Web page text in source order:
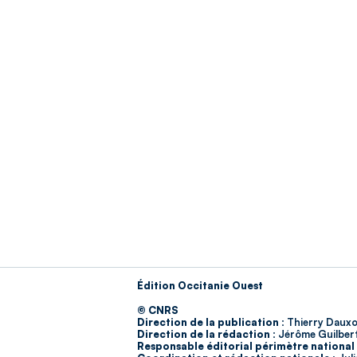
Édition Occitanie Ouest
© CNRS
Direction de la publication : Thierry
Direction de la rédaction : Jérôme
Responsable éditorial périmètre national